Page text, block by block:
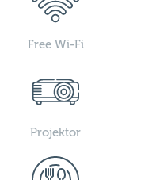
Free Wi-Fi
Projektor